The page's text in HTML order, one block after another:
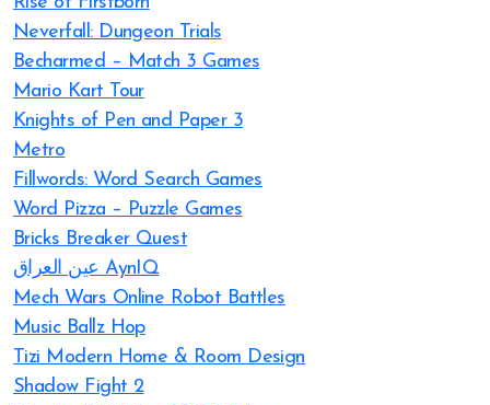
Neverfall: Dungeon Trials
Becharmed – Match 3 Games
Mario Kart Tour
Knights of Pen and Paper 3
Metro
Fillwords: Word Search Games
Word Pizza – Puzzle Games
Bricks Breaker Quest
عين العراق AynIQ
Mech Wars Online Robot Battles
Music Ballz Hop
Tizi Modern Home & Room Design
Shadow Fight 2